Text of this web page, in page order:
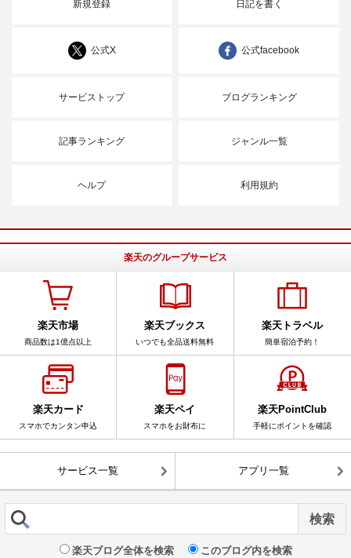
新規登録 日記を書く
公式X 公式facebook
サービストップ ブログランキング
記事ランキング ジャンル一覧
ヘルプ 利用規約
楽天のグループサービス
楽天市場
商品数は1億点以上
楽天ブックス
いつでも全品送料無料
楽天トラベル
簡単宿泊予約！
楽天カード
スマホでカンタン申込
楽天ペイ
スマホをお財布に
楽天PointClub
手軽にポイントを確認
サービス一覧 アプリ一覧
楽天ブログ全体を検索 このブログ内を検索